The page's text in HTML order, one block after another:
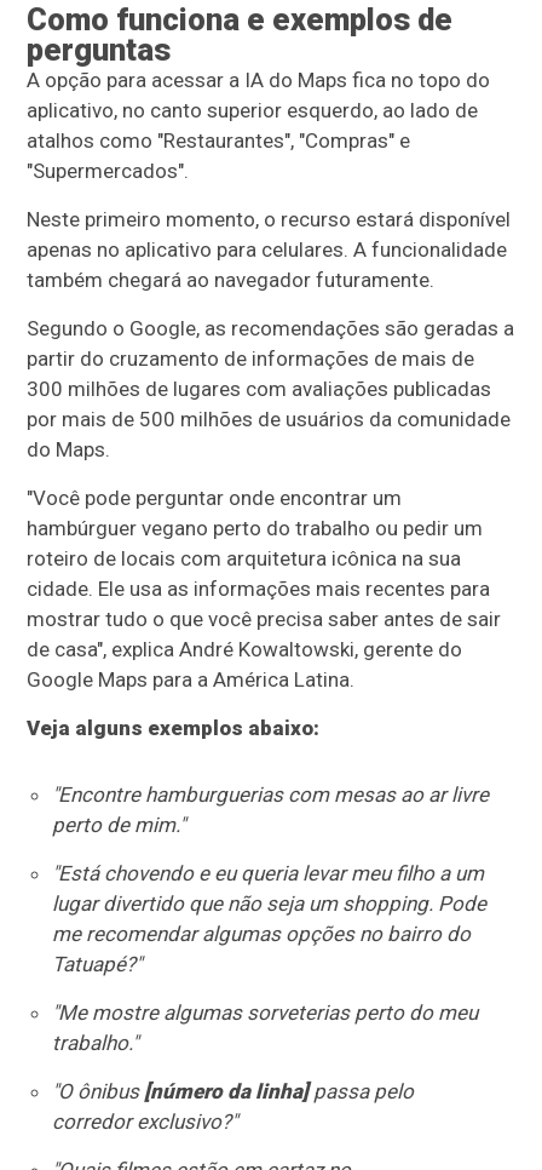
Como funciona e exemplos de
perguntas
A opção para acessar a IA do Maps fica no topo do
aplicativo, no canto superior esquerdo, ao lado de
atalhos como "Restaurantes", "Compras" e
"Supermercados".
Neste primeiro momento, o recurso estará disponível
apenas no aplicativo para celulares. A funcionalidade
também chegará ao navegador futuramente.
Segundo o Google, as recomendações são geradas a
partir do cruzamento de informações de mais de
300 milhões de lugares com avaliações publicadas
por mais de 500 milhões de usuários da comunidade
do Maps.
"Você pode perguntar onde encontrar um
hambúrguer vegano perto do trabalho ou pedir um
roteiro de locais com arquitetura icônica na sua
cidade. Ele usa as informações mais recentes para
mostrar tudo o que você precisa saber antes de sair
de casa", explica André Kowaltowski, gerente do
Google Maps para a América Latina.
Veja alguns exemplos abaixo:
"Encontre hamburguerias com mesas ao ar livre
perto de mim."
"Está chovendo e eu queria levar meu filho a um
lugar divertido que não seja um shopping. Pode
me recomendar algumas opções no bairro do
Tatuapé?"
"Me mostre algumas sorveterias perto do meu
trabalho."
"O ônibus [número da linha]passa pelo
corredor exclusivo?"